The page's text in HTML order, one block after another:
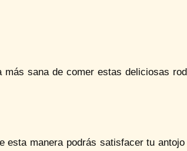
sana de comer estas deliciosas
manera podrás satisfacer tu